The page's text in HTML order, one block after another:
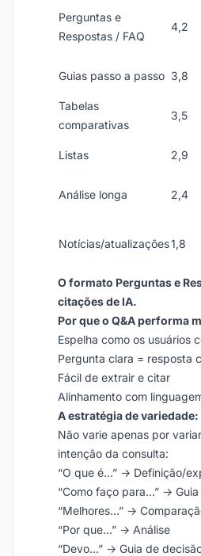
Perguntas e
Respostas / FAQ
4,2
Guias passo a passo 3,8
Tabelas
comparativas
3,5
Listas 2,9
Análise longa 2,4
Notícias/atualizações1,8
O formato Perguntas e
citações de IA.
Por que o Q&A performa
Espelha como os usuários
Pergunta clara = resposta
Fácil de extrair e citar
Alinhamento com
A estratégia de variedade:
Não varie apenas por
intenção da consulta:
“O que é…” → Definição/
“Como faço para…” →
“Melhores…” →
“Por que…” → Análise
“Devo…” → Guia de